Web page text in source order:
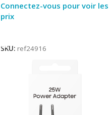
Connectez-vous pour voir les
prix
SKU: ref24916